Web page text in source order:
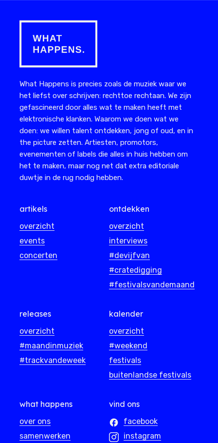
What Happens is precies zoals de muziek waar we
het liefst over schrijven: rechttoe rechtaan. We zijn
gefascineerd door alles wat te maken heeft met
elektronische klanken. Waarom we doen wat we
doen: we willen talent ontdekken, jong of oud, en in
the picture zetten. Artiesten, promotors,
evenementen of labels die alles in huis hebben om
het te maken, maar nog net dat extra editoriale
duwtje in de rug nodig hebben.
artikels
overzicht
events
concerten
ontdekken
overzicht
interviews
#devijfvan
#cratedigging
#festivalsvandemaand
releases
overzicht
#maandinmuziek
#trackvandeweek
kalender
overzicht
#weekend
festivals
buitenlandse festivals
what happens
over ons
samenwerken
vind ons
facebook
instagram